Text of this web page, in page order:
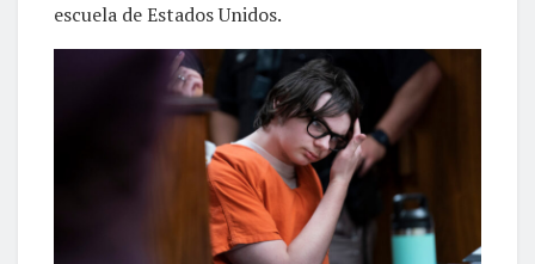
escuela de Estados Unidos.